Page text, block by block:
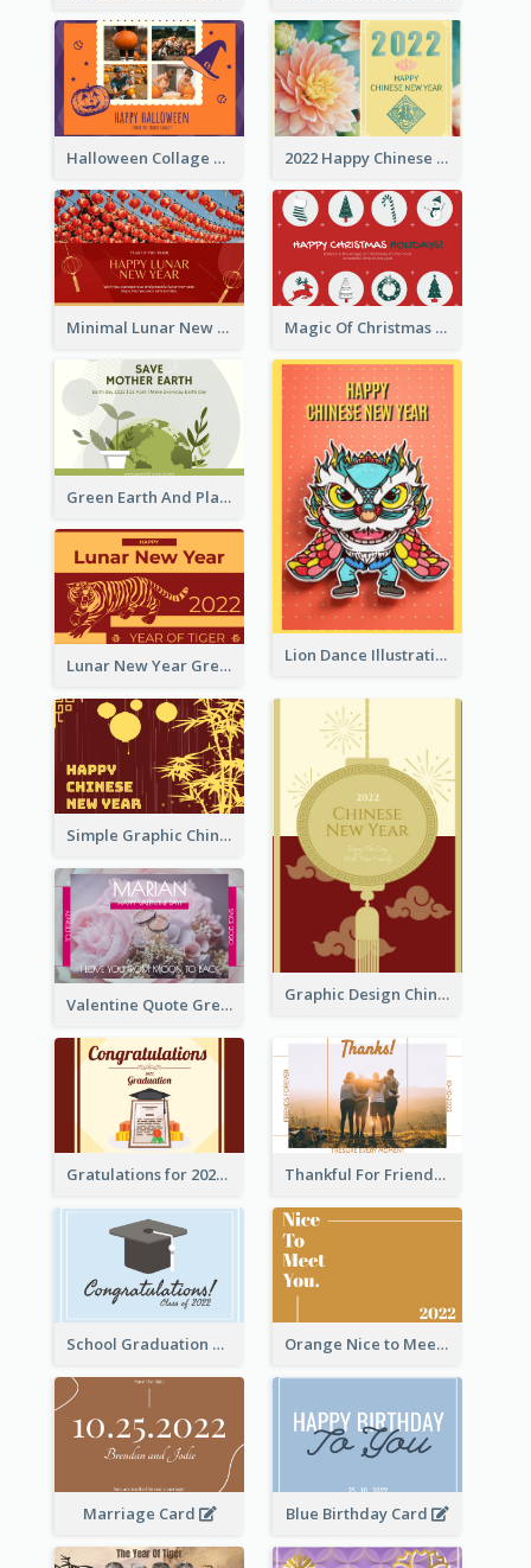
Halloween Collage Greeting Card 2022 Happy Chinese New Year Flower Photo Greeting Card
Minimal Lunar New Year Celebration Greeting Card Magic Of Christmas Holidays Greeting Card
Green Earth And Plants Illustrations Greeting Card
Lion Dance Illustration Photo Greeting Card
Lunar New Year Greeting Card With Tiger Illustration
Simple Graphic Chinese New Year In Red And Yellow
Graphic Design Chinese New Year Greeting Card With Decorations
Valentine Quote Greeting Card
Gratulations for 2020 Graduation Greeting Card Thankful For Friendship Greeting Card
School Graduation Celebration Card Orange Nice to Meet You Greeting Card
Marriage Card Blue Birthday Card